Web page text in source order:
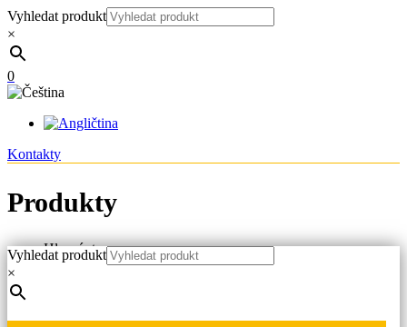
Vyhledat produkt
×
0
Kontakty
Produkty
Hlavní strana
Produkty
Vyhledat produkt
×